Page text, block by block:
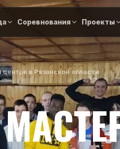
Соревнования Проекты
в Рязанской области